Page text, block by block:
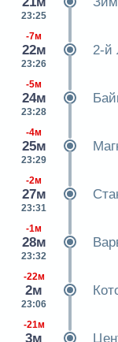
23:25
-7м
22м
23:26
2-й
-5м
24м
23:28
-4м
25м
23:29
-2м
27м
23:31
-1м
28м
23:32
-22м
2м
23:06
-21м
3м